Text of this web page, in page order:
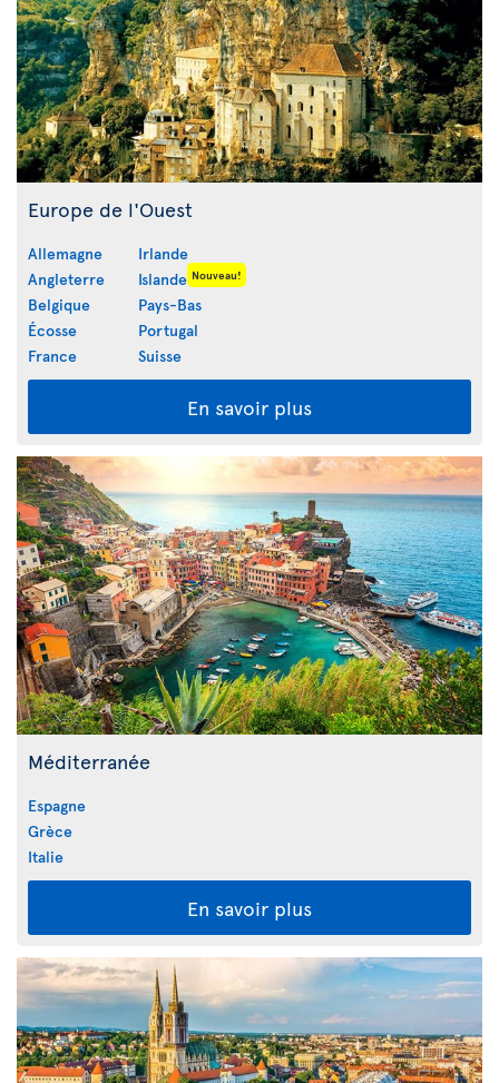
Europe de l'Ouest
Allemagne
Angleterre
Belgique
Écosse
France
Irlande
Islande Nouveau!
Pays-Bas
Portugal
Suisse
En savoir plus
Méditerranée
Espagne
Grèce
Italie
En savoir plus